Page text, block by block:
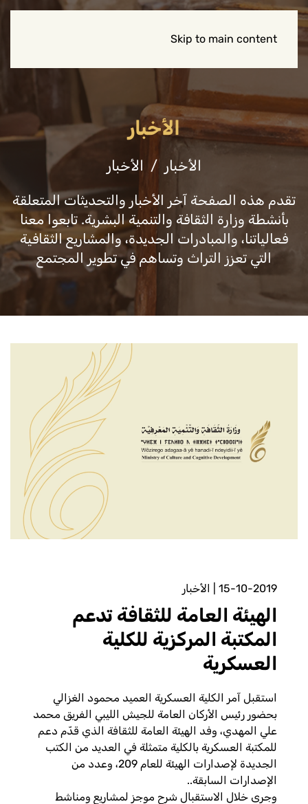
Skip to main content
الأخبار
الأخبار الأخبار
تقدم هذه الصفحة آخر الأخبار والتحديثات المتعلقة
بأنشطة وزارة الثقافة والتنمية البشرية. تابعوا معنا
فعالياتنا، والمبادرات الجديدة، والمشاريع الثقافية
التي تعزز التراث وتساهم في تطوير المجتمع
15-10-2019 الأخبار
الهيئة العامة للثقافة تدعم
المكتبة المركزية للكلية
العسكرية
استقبل آمر الكلية العسكرية العميد محمود الغزالي
بحضور رئيس الأركان العامة للجيش الليبي الفريق محمد
علي المهدي، وفد الهيئة العامة للثقافة الذي قدّم دعم
للمكتبة العسكرية بالكلية متمثلة في العديد من الكتب
الجديدة لإصدارات الهيئة للعام 209، وعدد من
الإصدارات السابقة..
وجرى خلال الاستقبال شرح موجز لمشاريع ومناشط